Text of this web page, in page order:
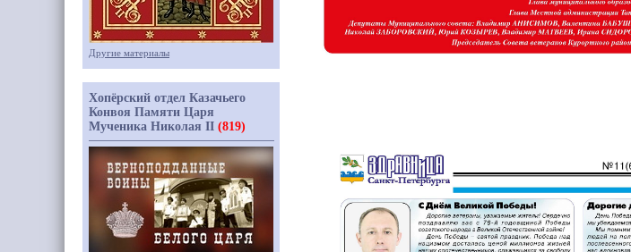
Другие материалы
Хопёрский отдел Казачьего
Конвоя Памяти Царя
Мученика Николая II (819)